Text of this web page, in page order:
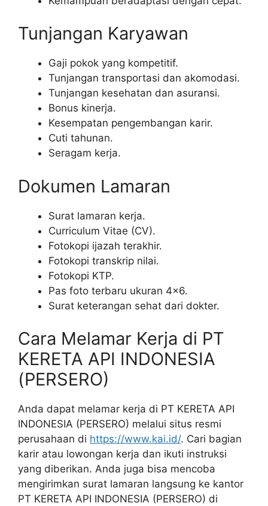
Tunjangan Karyawan
Gaji pokok yang kompetitif.
Tunjangan transportasi dan akomodasi.
Tunjangan kesehatan dan asuransi.
Bonus kinerja.
Kesempatan pengembangan karir.
Cuti tahunan.
Seragam kerja.
Dokumen Lamaran
Surat lamaran kerja.
Curriculum Vitae (CV).
Fotokopi ijazah terakhir.
Fotokopi transkrip nilai.
Fotokopi KTP.
Pas foto terbaru ukuran 4×6.
Surat keterangan sehat dari dokter.
Cara Melamar Kerja di PT
KERETA API INDONESIA
(PERSERO)
Anda dapat melamar kerja di PT KERETA API
INDONESIA (PERSERO) melalui situs resmi
perusahaan di https://www.kai.id/. Cari bagian
karir atau lowongan kerja dan ikuti instruksi
yang diberikan. Anda juga bisa mencoba
mengirimkan surat lamaran langsung ke kantor
PT KERETA API INDONESIA (PERSERO) di